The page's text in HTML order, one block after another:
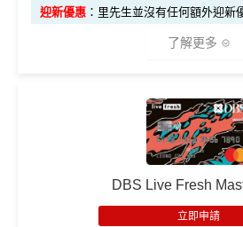
積分無限期，轉DBS$去積分特快
iBanking繳費無里數
信用卡交保險費點交都無積分
迎新優惠 ：里先生並沒有任何額外迎新
了解更多
5%回贈，包括餐飲
飾及醫療服務*
其他零售簽賬1%現金回贈^
DBS Live Fresh
立即申請